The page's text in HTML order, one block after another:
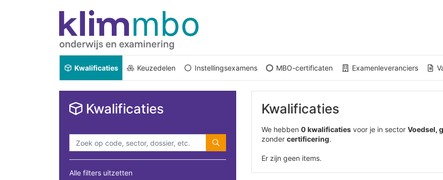
Kwalificaties Keuzedelen Instellingsexamens MBO-certificaten Examenleveranciers
Kwalificaties
Alle filters uitzetten
Kwalificaties
We hebben 0 kwalificaties voor je in sector Voedsel,
zonder certificering.
Er zijn geen items.